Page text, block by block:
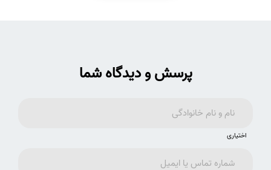
پرسش و دیدگاه شما
اختیاری